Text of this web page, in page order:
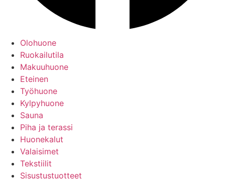
Olohuone
Ruokailutila
Makuuhuone
Eteinen
Työhuone
Kylpyhuone
Sauna
Piha ja terassi
Huonekalut
Valaisimet
Tekstiilit
Sisustustuotteet